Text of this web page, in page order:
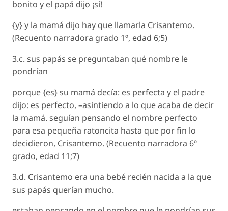
bonito y el papá dijo ¡sí!
{y} y la mamá dijo hay que llamarla Crisantemo.
(Recuento narradora grado 1º, edad 6;5)
3.c. sus papás se preguntaban qué nombre le
pondrían
porque {es} su mamá decía: es perfecta y el padre
dijo: es perfecto, –asintiendo a lo que acaba de decir
la mamá. seguían pensando el nombre perfecto
para esa pequeña ratoncita hasta que por fin lo
decidieron, Crisantemo. (Recuento narradora 6º
grado, edad 11;7)
3.d. Crisantemo era una bebé recién nacida a la que
sus papás querían mucho.